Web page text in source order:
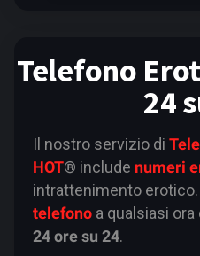
Telefono
24
Il nostro servizio di
HOT® include numeri
intrattenimento
telefonoa qualsiasi ora
24 ore su 24.